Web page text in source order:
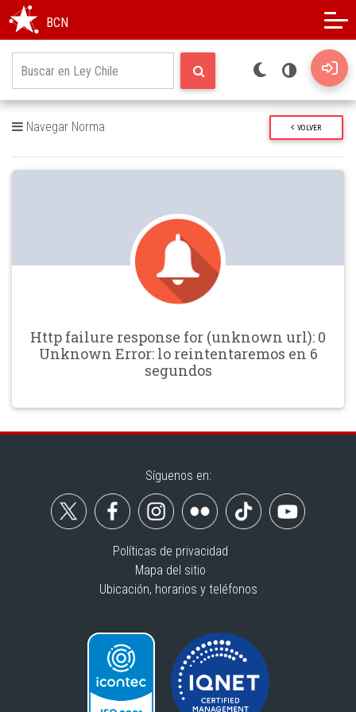
BCN
Navegar Norma VOLVER
Http failure response for (unknown url): 0
Unknown Error: lo reintentaremos en 6
segundos
Síguenos en:
Políticas de privacidad
Mapa del sitio
Ubicación, horarios y teléfonos